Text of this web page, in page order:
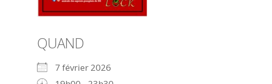
QUAND
7 février 2026